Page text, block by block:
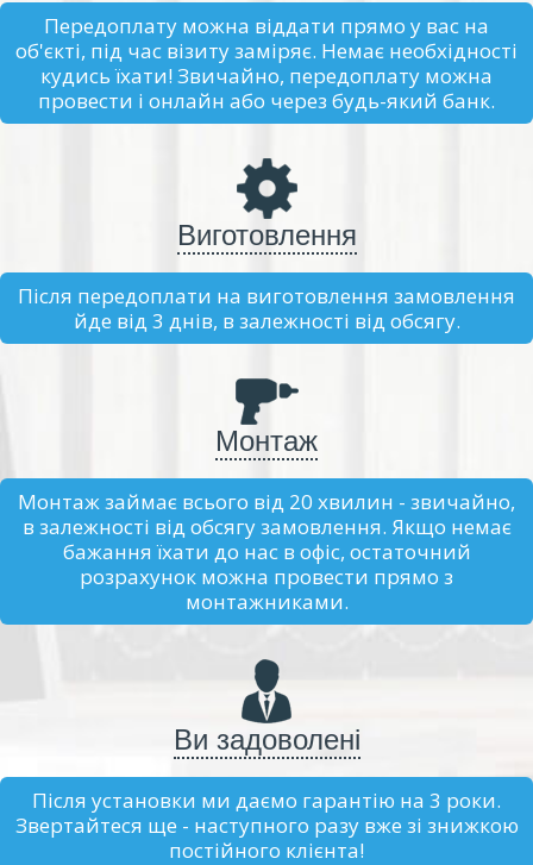
Передоплату можна віддати прямо у вас на
об'єкті, під час візиту заміряє. Немає необхідності
кудись їхати! Звичайно, передоплату можна
провести і онлайн або через будь-який банк.
Виготовлення
Після передоплати на виготовлення замовлення
йде від 3 днів, в залежності від обсягу.
Монтаж
Монтаж займає всього від 20 хвилин - звичайно,
в залежності від обсягу замовлення. Якщо немає
бажання їхати до нас в офіс, остаточний
розрахунок можна провести прямо з
монтажниками.
Ви задоволені
Після установки ми даємо гарантію на 3 роки.
Звертайтеся ще - наступного разу вже зі знижкою
постійного клієнта!